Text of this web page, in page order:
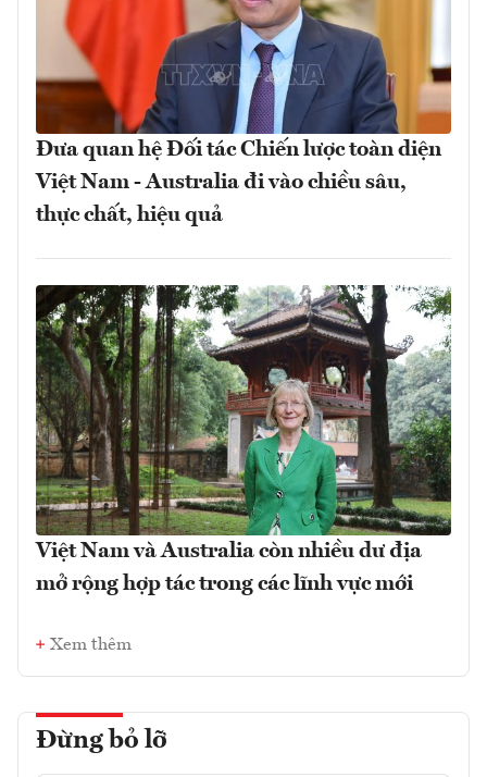
Đưa quan hệ Đối tác Chiến lược toàn diện
Việt Nam - Australia đi vào chiều sâu,
thực chất, hiệu quả
Việt Nam và Australia còn nhiều dư địa
mở rộng hợp tác trong các lĩnh vực mới
Xem thêm
Đừng bỏ lỡ